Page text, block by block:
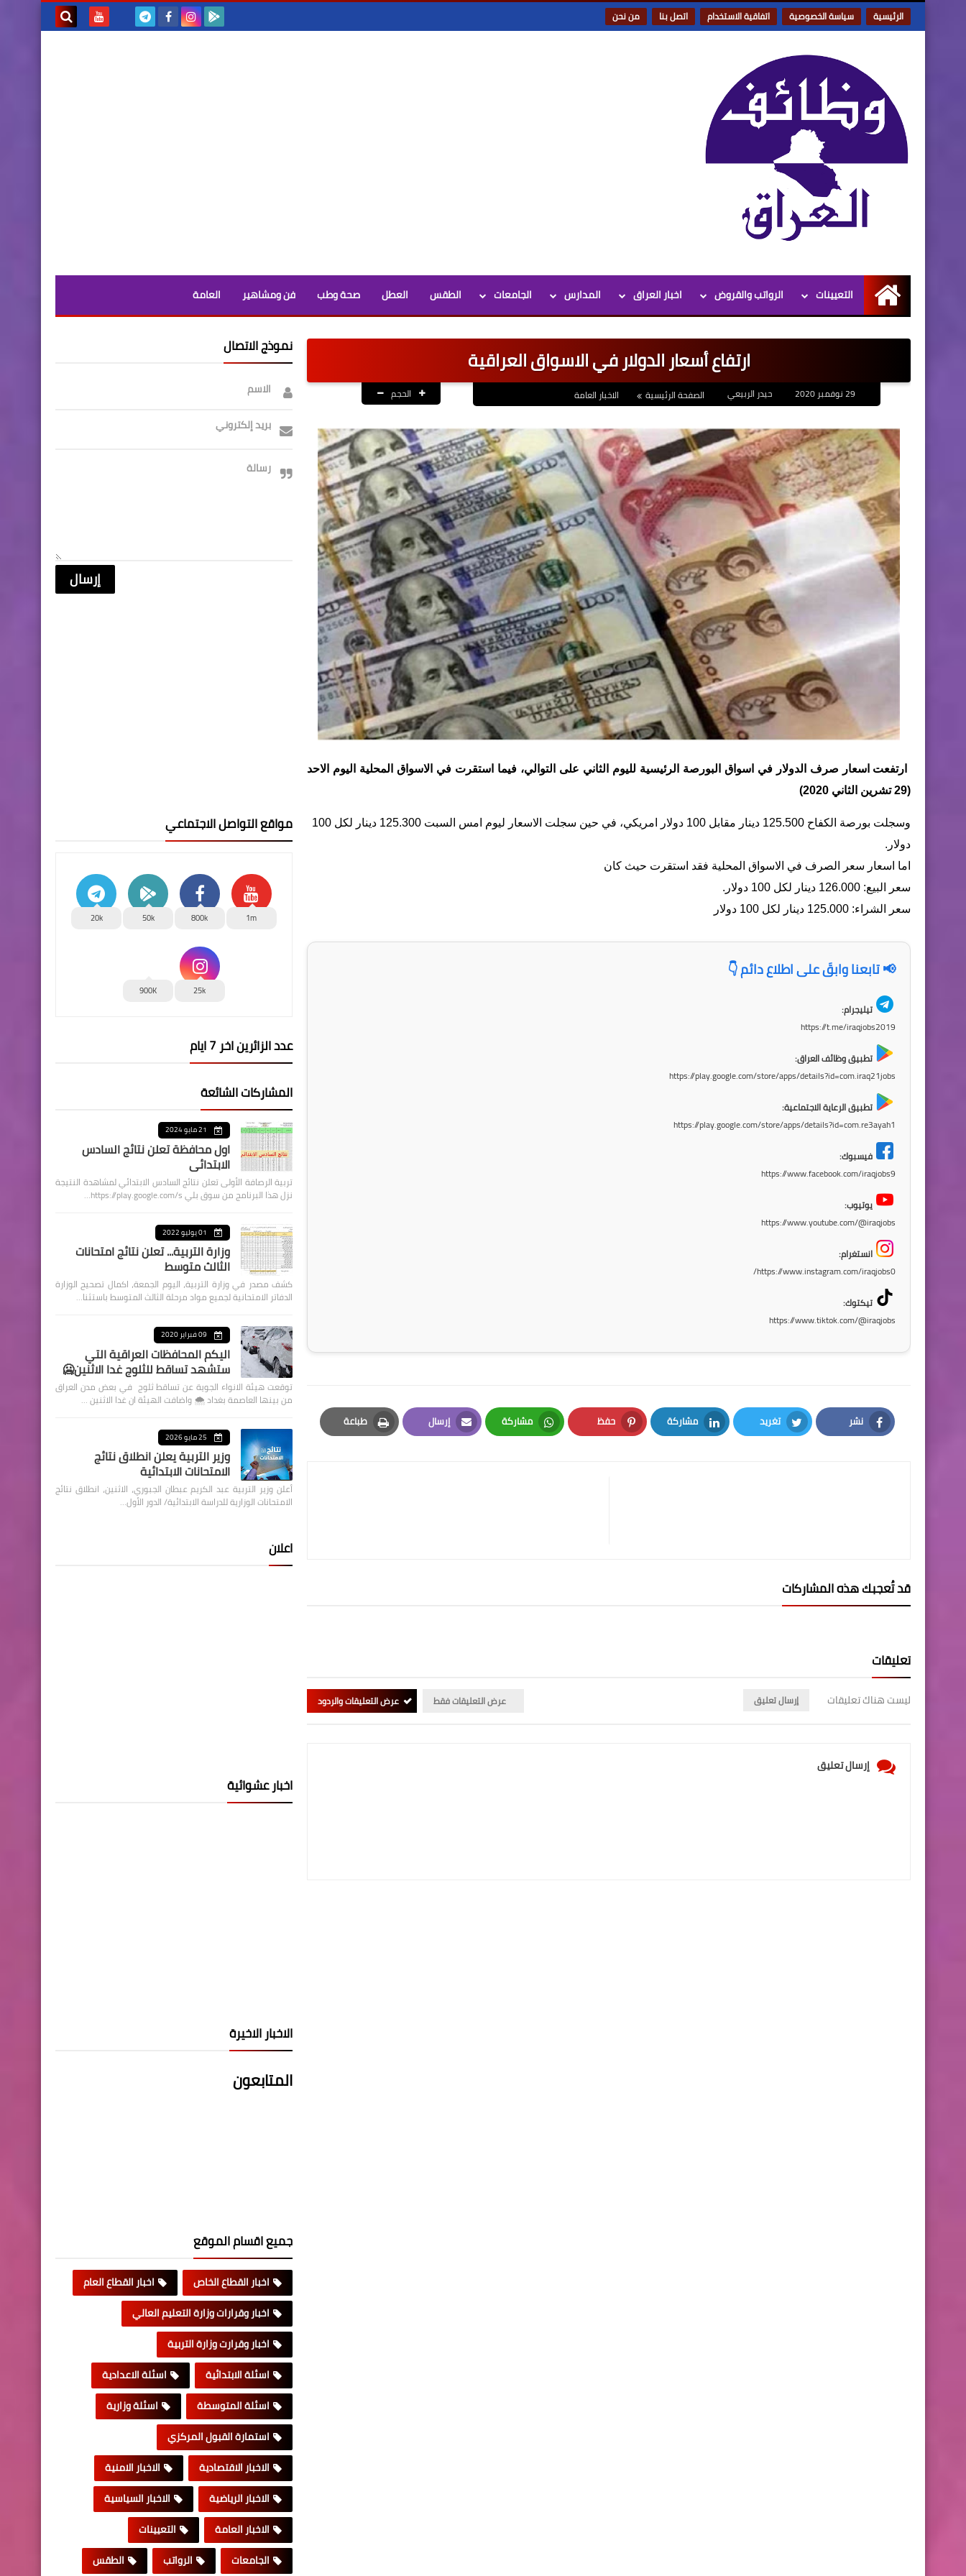
الرئيسية سياسة الخصوصية اتفاقية الاستخدام اتصل بنا من نحن
الرئيسية
التعيينات الرواتب والقروض اخبار العراق المدارس الجامعات الطقس العطل صحة وطب فن ومشاهير العامة
ارتفاع أسعار الدولار في الاسواق العراقية
حيدر الربيعي الصفحة الرئيسية الاخبار العامة الحجم
ارتفعت اسعار صرف الدولار في اسواق البورصة الرئيسية لليوم الثاني على التوالي، فيما استقرت في الاسواق المحلية اليوم الاحد
(29 تشرين الثاني 2020)
وسجلت بورصة الكفاح 125.500 دينار مقابل 100 دولار امريكي، في حين سجلت الاسعار ليوم امس السبت 125.300 دينار لكل 100
دولار.
اما اسعار سعر الصرف في الاسواق المحلية فقد استقرت حيث كان
سعر البيع: 126.000 دينار لكل 100 دولار.
سعر الشراء: 125.000 دينار لكل 100 دولار
📢 تابعنا وابقَ على اطلاع دائم 👇
تيليجرام:
https://t.me/iraqjobs2019
تطبيق وظائف العراق:
https://play.google.com/store/apps/details?id=com.iraq21jobs
تطبيق الرعاية الاجتماعية:
https://play.google.com/store/apps/details?id=com.re3ayah1
فيسبوك:
https://www.facebook.com/iraqjobs9
يوتيوب:
https://www.youtube.com/@iraqjobs
انستغرام:
https://www.instagram.com/iraqjobs0/
تيكتوك:
https://www.tiktok.com/@iraqjobs
نشر
Facebook
تغريد
Twitter
مشاركة
LinkedIn
حفظ
Pinterest
مشاركة
Whatsapp
إرسال
Email
طباعة
Print
قد تُعجبك هذه المشاركات
تعليقات
ليست هناك تعليقات إرسال تعليق عرض التعليقات فقط عرض التعليقات والردود
إرسال تعليق
نموذج الاتصال
الاسم
بريد إلكتروني
رسالة
مواقع التواصل الاجتماعي
1m
800k
50k
20k
25k
900K
عدد الزائرين اخر 7 ايام
المشاركات الشائعة
21 مايو 2024
اول محافظة تعلن نتائج السادس
الابتدائي
تربية الرصافة الأولى تعلن نتائج السادس الابتدائي لمشاهدة النتيجة
نزل هذا البرنامج من سوق بلي https://play.google.com/s…
01 يوليو 2022
وزارة التربية... تعلن نتائج امتحانات
الثالث متوسط
كشف مصدر في وزارة التربية، اليوم الجمعة، اكمال تصحيح الوزارة
الدفاتر الامتحانية لجميع مواد مرحلة الثالث المتوسط باستثنا…
09 فبراير 2020
اليكم المحافظات العراقية التي
ستشهد تساقط للثلوج غدا الاثنين🥶
توقعت هيئة الانواء الجوية عن تساقط ثلوج في بعض مدن العراق
من بينها العاصمة بغداد ⁦🌨️⁩ واضافت الهيئة ان غدا الاثنين …
25 مايو 2026
وزير التربية يعلن انطلاق نتائج
الامتحانات الابتدائية
أعلن وزير التربية عبد الكريم عبطان الجبوري، الاثنين، انطلاق نتائج
الامتحانات الوزارية للدراسة الابتدائية/ الدور الأول…
اعلان
اخبار عشوائية
الاخبار الاخيرة
المتابعون
جميع اقسام الموقع
اخبار القطاع الخاص
اخبار القطاع العام
اخبار وقرارات وزارة التعليم العالي
اخبار وقرارت وزارة التربية
اسئلة الابتدائية
اسئلة الاعدادية
اسئلة المتوسطة
اسئلة وزارية
استمارة القبول المركزي
الاخبار الاقتصادية
الاخبار الامنية
الاخبار الرياضية
الاخبار السياسية
الاخبار العامة
التعيينات
الجامعات
الرواتب الطقس